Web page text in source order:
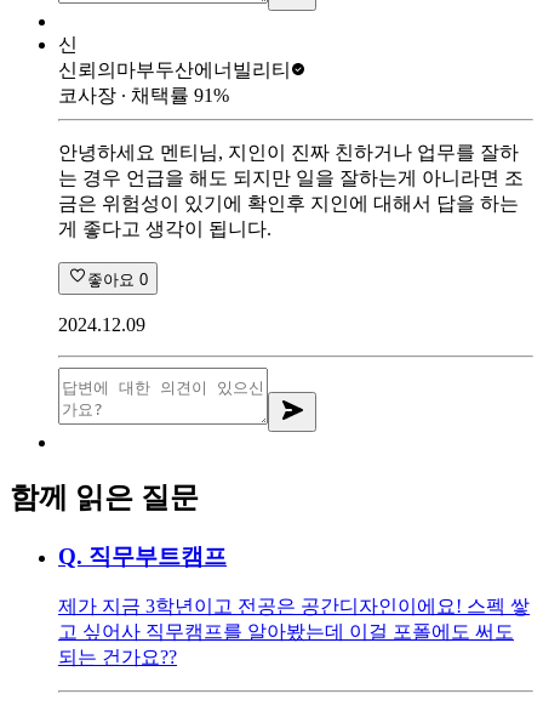
신
신뢰의마부두산에너빌리티
코사장 ∙ 채택률 91%
안녕하세요 멘티님, 지인이 진짜 친하거나 업무를 잘하
는 경우 언급을 해도 되지만 일을 잘하는게 아니라면 조
금은 위험성이 있기에 확인후 지인에 대해서 답을 하는
게 좋다고 생각이 됩니다.
좋아요 0
2024.12.09
함께 읽은 질문
Q. 직무부트캠프
제가 지금 3학년이고 전공은 공간디자인이에요! 스펙 쌓
고 싶어사 직무캠프를 알아봤는데 이걸 포폴에도 써도
되는 건가요??